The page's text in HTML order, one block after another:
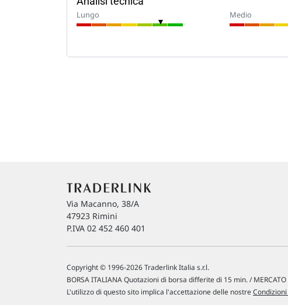
Lungo Medio
Via Macanno, 38/A
47923 Rimini
P.IVA 02 452 460 401
Copyright © 1996-2026 Traderlink Italia s.r.l.
BORSA ITALIANA Quotazioni di borsa differite di 15 min. /
L'utilizzo di questo sito implica l'accettazione delle nostre